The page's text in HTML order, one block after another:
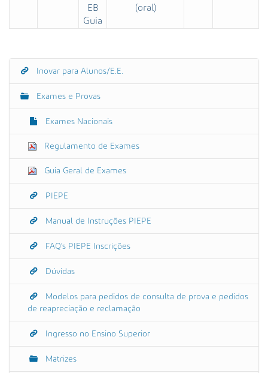
(oral)
EB
Guia
N
Inovar para Alunos/E.E.
Exames e Provas
Exames Nacionais
Regulamento de Exames
Guia Geral de Exames
PIEPE
Manual de Instruções PIEPE
FAQ's PIEPE Inscrições
Dúvidas
Modelos para pedidos de consulta de prova e pedidos
de reapreciação e reclamação
Ingresso no Ensino Superior
Matrizes